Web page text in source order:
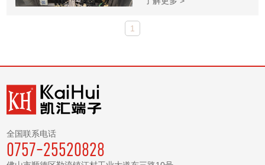
身也在逐渐增大，并且可
1
全国联系电话
0757-25520828